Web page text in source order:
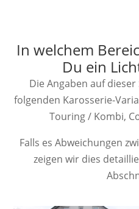
In welchem
Du ein
Die Angaben auf
folgenden Karosserie-
Touring / Kombi,
Falls es Abweichungen
zeigen wir dies